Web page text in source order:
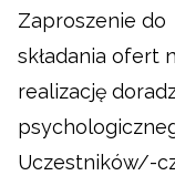
Zaproszenie do
składania ofert
realizację
Uczestników/-